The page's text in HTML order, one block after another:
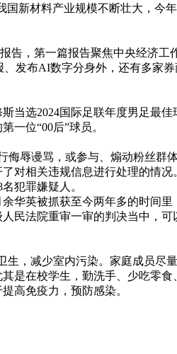
新材料产业规模不断壮大，今
，第一篇报告聚焦中央经济工
发布AI数字分身外，还有多家
选2024国际足联年度男足最佳
一位“00后”球员。
辱谩骂，或参与、煽动粉丝群
对相关违规信息进行处理的情况
犯罪嫌疑人。
华英被抓获至今两年多的时间里
民法院重审一审的判决当中，可
，减少室内污染。家庭成员尽
是在校学生，勤洗手、少吃零
高免疫力，预防感染。